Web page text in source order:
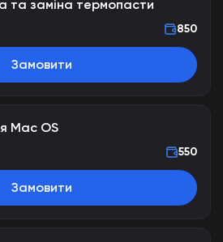
та заміна термопасти
850
Замовити
Mac OS
550
Замовити